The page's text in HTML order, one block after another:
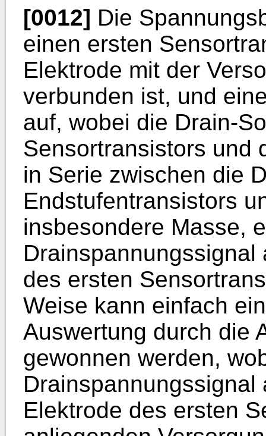
[0012] Die
einen ersten
Elektrode mit der
verbunden ist, und
auf, wobei die Drain-
Sensortransistors und
in Serie zwischen die
Endstufentransistors
insbesondere Masse,
des ersten
Weise kann einfach
Auswertung durch die
gewonnen werden,
Elektrode des ersten